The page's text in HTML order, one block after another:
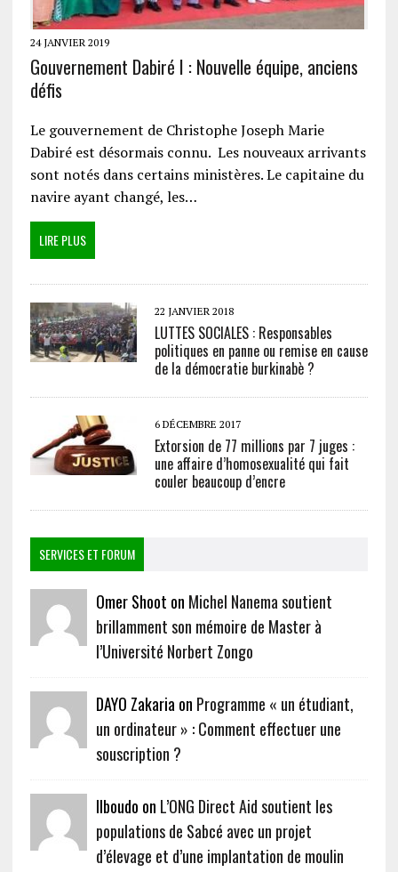
24 JANVIER 2019
Gouvernement Dabiré I : Nouvelle équipe, anciens
défis
Le gouvernement de Christophe Joseph Marie
Dabiré est désormais connu. Les nouveaux arrivants
sont notés dans certains ministères. Le capitaine du
navire ayant changé, les…
LIRE PLUS
22 JANVIER 2018
LUTTES SOCIALES : Responsables
politiques en panne ou remise en cause
de la démocratie burkinabè ?
6 DÉCEMBRE 2017
Extorsion de 77 millions par 7 juges :
une affaire d’homosexualité qui fait
couler beaucoup d’encre
SERVICES ET FORUM
Omer Shoot on Michel Nanema soutient
brillamment son mémoire de Master à
l’Université Norbert Zongo
DAYO Zakaria on Programme « un étudiant,
un ordinateur » : Comment effectuer une
souscription ?
Ilboudo on L’ONG Direct Aid soutient les
populations de Sabcé avec un projet
d’élevage et d’une implantation de moulin